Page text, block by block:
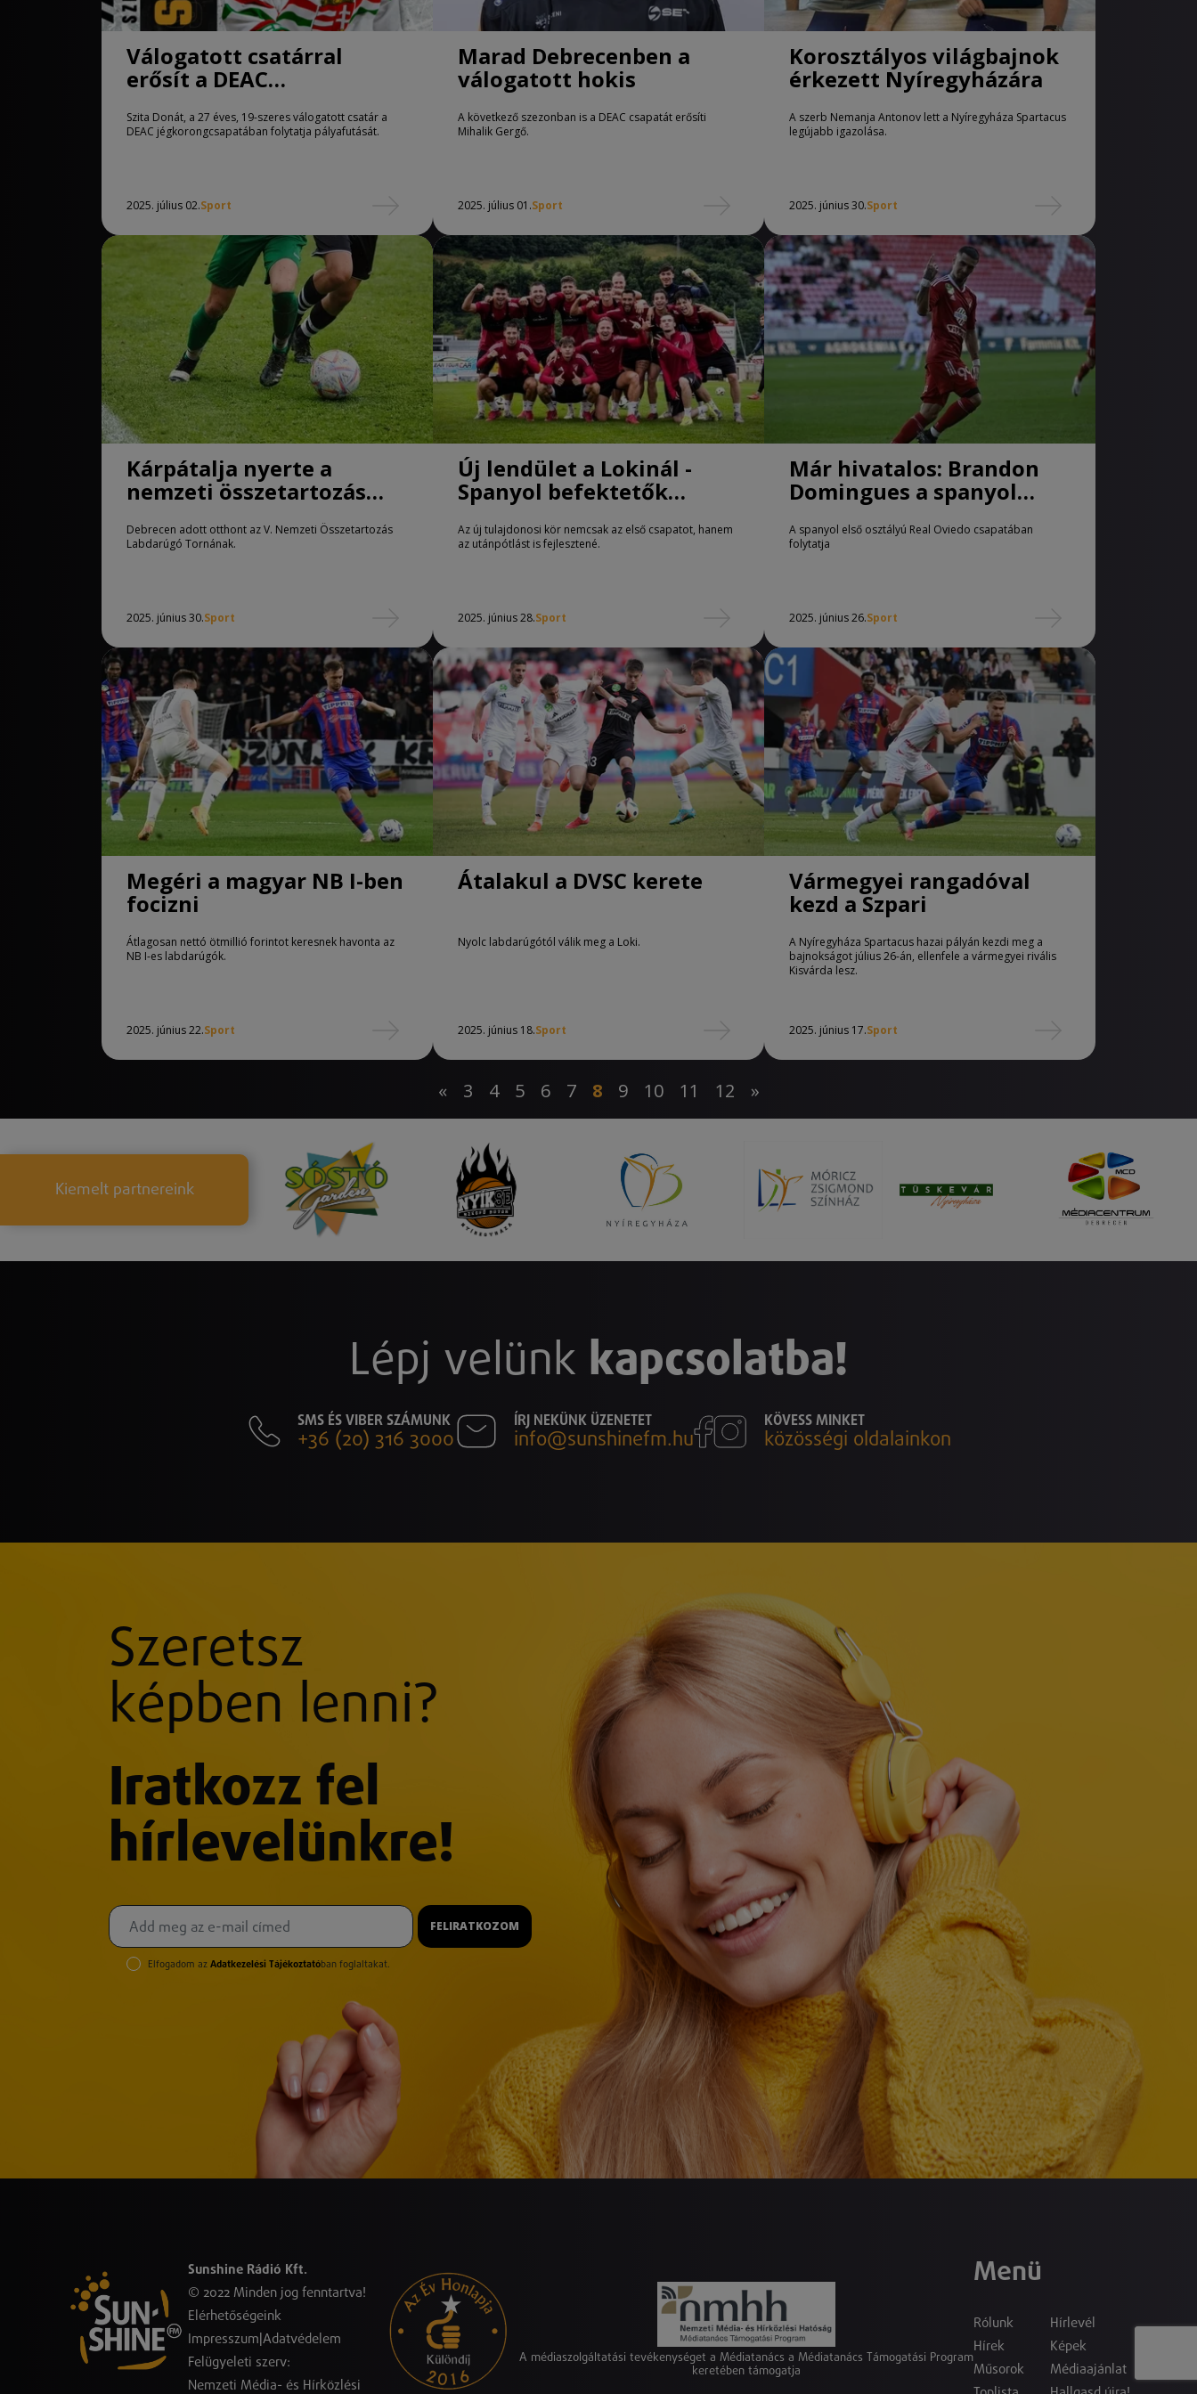
Válogatott csatárral
erősít a DEAC
Szita Donát, a 27 éves, 19-szeres válogatott csatár a
DEAC jégkorongcsapatában folytatja pályafutását.
2025. július 02.Sport
Marad Debrecenben a
válogatott hokis
A következő szezonban is a DEAC csapatát erősíti
Mihalik Gergő.
2025. július 01.Sport
Korosztályos világbajnok
érkezett Nyíregyházára
A szerb Nemanja Antonov lett a Nyíregyháza Spartacus
legújabb igazolása.
2025. június 30.Sport
Kárpátalja nyerte a
nemzeti összetartozás
Debrecen adott otthont az V. Nemzeti Összetartozás
Labdarúgó Tornának.
2025. június 30.Sport
Új lendület a Lokinál -
Spanyol befektetők
érkeznek
Az új tulajdonosi kör nemcsak az első csapatot, hanem
az utánpótlást is fejlesztené.
2025. június 28.Sport
Már hivatalos: Brandon
Domingues a spanyol
élvonalba igazolt
A spanyol első osztályú Real Oviedo csapatában
folytatja
2025. június 26.Sport
Megéri a magyar NB I-ben
focizni
Átlagosan nettó ötmillió forintot keresnek havonta az
NB I-es labdarúgók.
2025. június 22.Sport
Átalakul a DVSC kerete
Nyolc labdarúgótól válik meg a Loki.
2025. június 18.Sport
Vármegyei rangadóval
kezd a Szpari
A Nyíregyháza Spartacus hazai pályán kezdi meg a
bajnokságot július 26-án, ellenfele a vármegyei rivális
Kisvárda lesz.
2025. június 17.Sport
« 3 4 5 6 7 8 9 10 11 12 »
Kiemelt partnereink
Lépj velünk kapcsolatba!
SMS ÉS VIBER SZÁMUNK
+36 (20) 316 3000
ÍRJ NEKÜNK ÜZENETET
info@sunshinefm.hu
KÖVESS MINKET
közösségi oldalainkon
Szeretsz
képben lenni?
Iratkozz fel
hírlevelünkre!
FELIRATKOZOM
Elfogadom az Adatkezelési Tájékoztatóban foglaltakat.
Sunshine Rádió Kft.
© 2022 Minden jog fenntartva!
Elérhetőségeink
Impresszum Adatvédelem
Felügyeleti szerv:
Nemzeti Média- és Hírközlési
A médiaszolgáltatási tevékenységet a Médiatanács a Médiatanács Támogatási Program
keretében támogatja
Menü
Rólunk
Hírek
Műsorok
Hírlevél
Képek
Médiaajánlat